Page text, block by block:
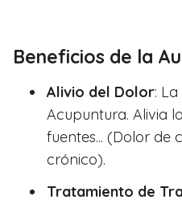
Beneficios de la
Alivio del Dolor:
Acupuntura. Alivia
fuentes... (Dolor de
crónico).
Tratamiento de